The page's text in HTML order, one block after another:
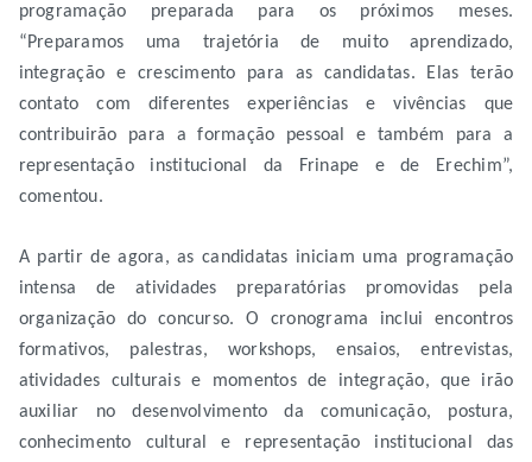
programação preparada para os próximos meses.
“Preparamos uma trajetória de muito aprendizado,
integração e crescimento para as candidatas. Elas terão
contato com diferentes experiências e vivências que
contribuirão para a formação pessoal e também para a
representação institucional da Frinape e de Erechim”,
comentou.
A partir de agora, as candidatas iniciam uma programação
intensa de atividades preparatórias promovidas pela
organização do concurso. O cronograma inclui encontros
formativos, palestras, workshops, ensaios, entrevistas,
atividades culturais e momentos de integração, que irão
auxiliar no desenvolvimento da comunicação, postura,
conhecimento cultural e representação institucional das